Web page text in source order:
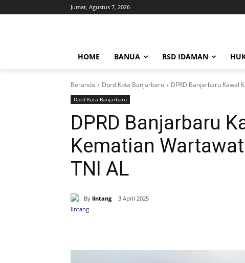
Jumat, Agustus 7, 2026
HOME BANUA RSD IDAMAN
Beranda Dprd Kota Banjarbaru DPRD Banjarbaru Kawal
Dprd Kota Banjarbaru
DPRD Banjarbaru
Kematian
TNI AL
By lintang 3 April 2025